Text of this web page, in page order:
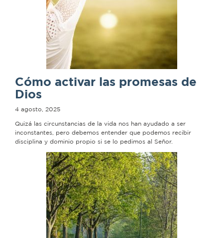
Cómo activar las promesas de
Dios
4 agosto, 2025
Quizá las circunstancias de la vida nos han ayudado a ser
inconstantes, pero debemos entender que podemos recibir
disciplina y dominio propio si se lo pedimos al Señor.